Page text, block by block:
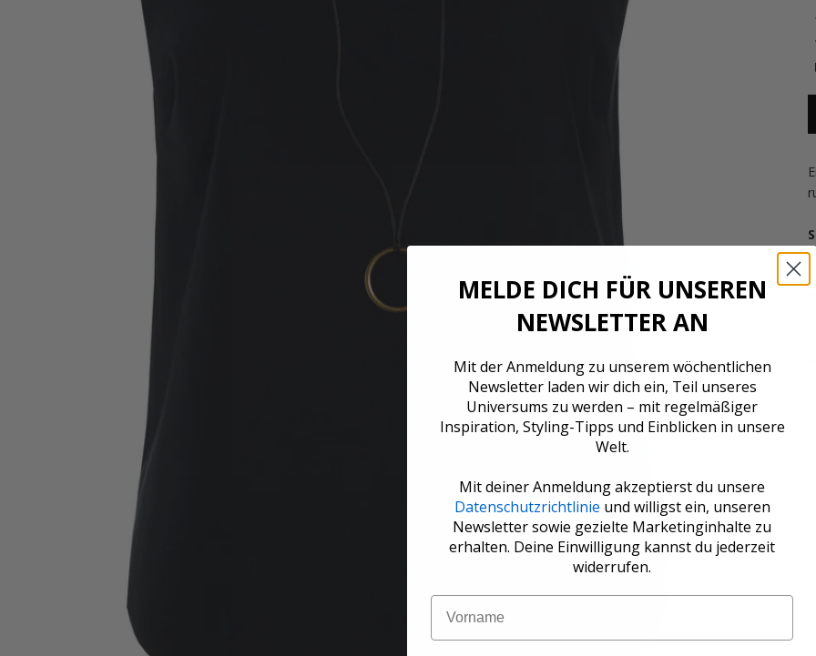
MELDE DICH FÜR UNSEREN
NEWSLETTER AN
Mit der Anmeldung zu unserem wöchentlichen
Newsletter laden wir dich ein, Teil unseres
Universums zu werden – mit regelmäßiger
Inspiration, Styling-Tipps und Einblicken in unsere
Welt.
Mit deiner Anmeldung akzeptierst du unsere
Datenschutzrichtlinie und willigst ein, unseren
Newsletter sowie gezielte Marketinginhalte zu
erhalten. Deine Einwilligung kannst du jederzeit
widerrufen.
Name